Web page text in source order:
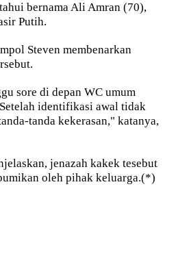
bernama Ali Amran (70),
Putih.
Steven membenarkan
sore di depan WC umum
identifikasi awal tidak
tanda kekerasan," katanya,
jenazah kakek tesebut
oleh pihak keluarga.(*)